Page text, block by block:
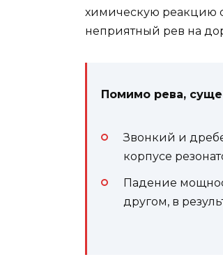
химическую реакцию
неприятный рев на
Помимо рева,
Звонкий и
корпусе
Падение
другом, в